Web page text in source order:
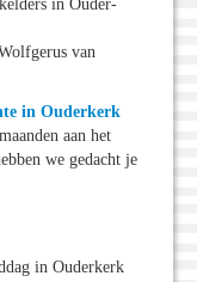
in Ouder-
van
in Ouderkerk
aan het
we gedacht je
in Ouderkerk